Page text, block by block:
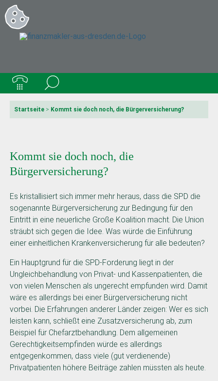
Startseite > Kommt sie doch noch, die Bürgerversicherung?
Kommt sie doch noch, die
Bürgerversicherung?
Es kristallisiert sich immer mehr heraus, dass die SPD die
sogenannte Bürgerversicherung zur Bedingung für den
Eintritt in eine neuerliche Große Koalition macht. Die Union
sträubt sich gegen die Idee. Was würde die Einführung
einer einheitlichen Krankenversicherung für alle bedeuten?
Ein Hauptgrund für die SPD-Forderung liegt in der
Ungleichbehandlung von Privat- und Kassenpatienten, die
von vielen Menschen als ungerecht empfunden wird. Damit
wäre es allerdings bei einer Bürgerversicherung nicht
vorbei. Die Erfahrungen anderer Länder zeigen: Wer es sich
leisten kann, schließt eine Zusatzversicherung ab, zum
Beispiel für Chefarztbehandlung. Dem allgemeinen
Gerechtigkeitsempfinden würde es allerdings
entgegenkommen, dass viele (gut verdienende)
Privatpatienten höhere Beiträge zahlen müssten als heute.